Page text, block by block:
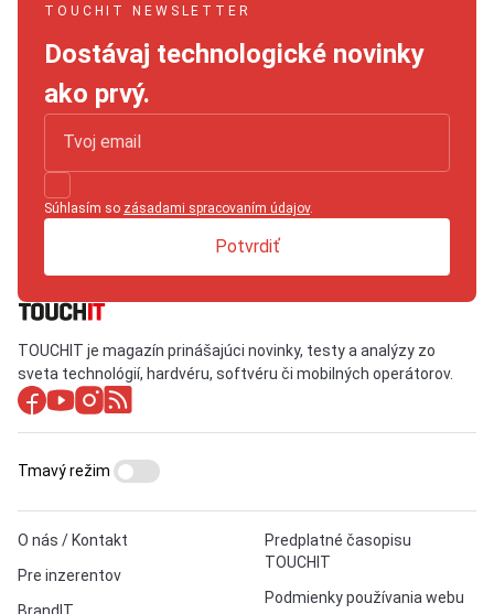
TOUCHIT NEWSLETTER
Dostávaj technologické novinky
ako prvý.
Súhlasím so zásadami spracovaním údajov.
Potvrdiť
TOUCHIT je magazín prinášajúci novinky, testy a analýzy zo
sveta technológií, hardvéru, softvéru či mobilných operátorov.
O nás / Kontakt
Pre inzerentov
BrandIT
Predplatné časopisu
TOUCHIT
Podmienky používania webu
Tmavý režim